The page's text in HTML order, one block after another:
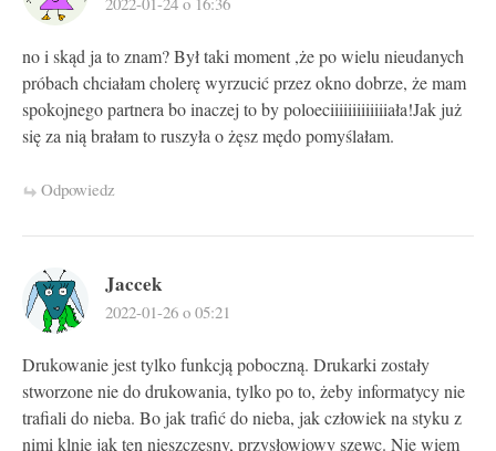
no i skąd ja to znam? Był taki moment ,że po wielu nieudanych
próbach chciałam cholerę wyrzucić przez okno dobrze, że mam
spokojnego partnera bo inaczej to by poloeciiiiiiiiiiiiiała!Jak już
się za nią brałam to ruszyła o żęsz mędo pomyślałam.
Odpowiedz
Jaccek
2022-01-26 o 05:21
Drukowanie jest tylko funkcją poboczną. Drukarki zostały
stworzone nie do drukowania, tylko po to, żeby informatycy nie
trafiali do nieba. Bo jak trafić do nieba, jak człowiek na styku z
nimi klnie jak ten nieszczęsny, przysłowiowy szewc. Nie wiem